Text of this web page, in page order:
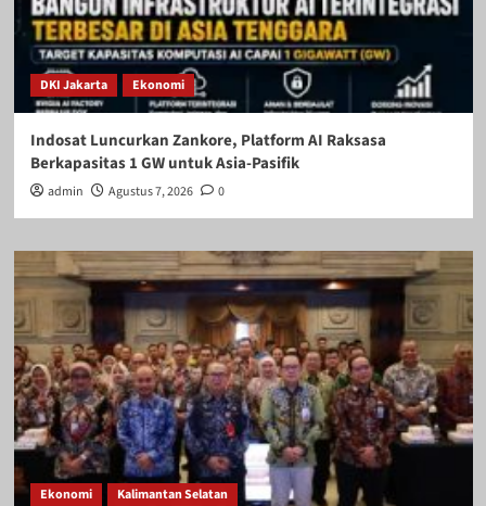
DKI Jakarta Ekonomi
Indosat Luncurkan Zankore, Platform AI Raksasa
Berkapasitas 1 GW untuk Asia-Pasifik
admin Agustus 7, 2026 0
Ekonomi Kalimantan Selatan